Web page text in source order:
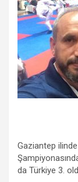
Gaziantep
da Türkiye 3.